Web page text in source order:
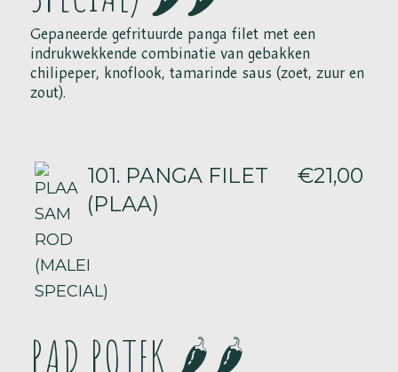
Gepaneerde gefrituurde panga filet met een
indrukwekkende combinatie van gebakken
chilipeper, knoflook, tamarinde saus (zoet, zuur en
zout).
101. PANGA FILET
(PLAA)
€21,00
PAD POTEK 🌶️🌶️